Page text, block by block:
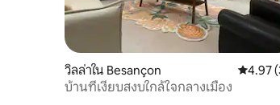
วิลล่าใน Besançon คะแนน
4.97
บ้านที่เงียบสงบใกล้ใจกลางเมือง